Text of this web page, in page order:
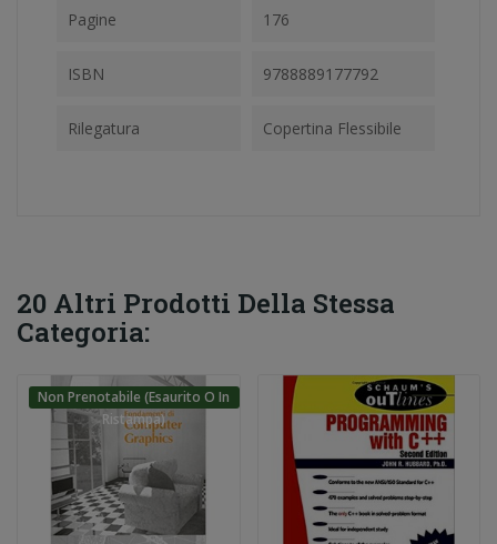
Pagine 176
ISBN 9788889177792
Rilegatura Copertina Flessibile
20 Altri Prodotti Della Stessa
Categoria:
Non Prenotabile (esaurito O In
Ristampa)